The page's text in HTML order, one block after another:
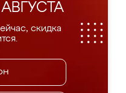
скидка